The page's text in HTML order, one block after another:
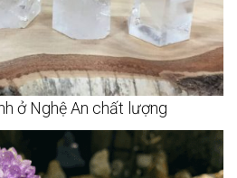
ở Nghệ An chất lượng